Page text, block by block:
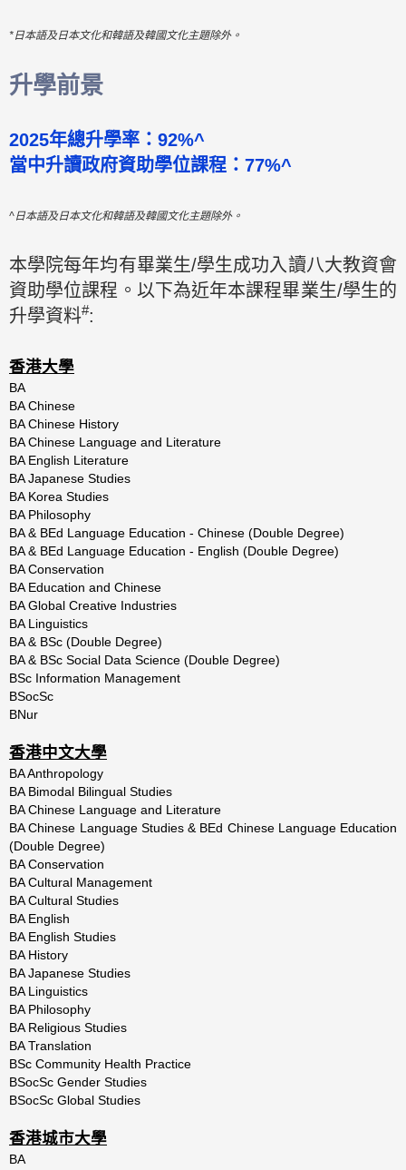
*日本語及日本文化和韓語及韓國文化主題除外。
升學前景
2025年總升學率：92%^
當中升讀政府資助學位課程：77%^
^日本語及日本文化和韓語及韓國文化主題除外。
本學院每年均有畢業生/學生成功入讀八大教資會
資助學位課程。以下為近年本課程畢業生/學生的
升學資料#:
香港大學
BA
BA Chinese
BA Chinese History
BA Chinese Language and Literature
BA English Literature
BA Japanese Studies
BA Korea Studies
BA Philosophy
BA & BEd Language Education - Chinese (Double Degree)
BA & BEd Language Education - English (Double Degree)
BA Conservation
BA Education and Chinese
BA Global Creative Industries
BA Linguistics
BA & BSc (Double Degree)
BA & BSc Social Data Science (Double Degree)
BSc Information Management
BSocSc
BNur
香港中文大學
BA Anthropology
BA Bimodal Bilingual Studies
BA Chinese Language and Literature
BA Chinese Language Studies & BEd Chinese Language Education
(Double Degree)
BA Conservation
BA Cultural Management
BA Cultural Studies
BA English
BA English Studies
BA History
BA Japanese Studies
BA Linguistics
BA Philosophy
BA Religious Studies
BA Translation
BSc Community Health Practice
BSocSc Gender Studies
BSocSc Global Studies
香港城市大學
BA